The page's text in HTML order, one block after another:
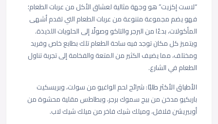
“لاست إكزيت” هو وجهة مثالية لعشاق الأكل من عربات الطعام؛
فهو يضم مجموعة متنوعة من عربات الطعام التي تقدم أشهى
المأكولات، بدءًا من البرجر والتاكو وصولًا إلى الحلويات اللذيذة.
ويتميز كل مكان توجد فيه ساحة الطعام تلك بطابع خاص وفريد
ومختلف، مما يضيف الكثير من المتعة والفخامة إلى تجربة تناول
الطعام فيالشارع.
الأطباق الأكثر طلبًا:شرائح لحم الواغيو من سولت، وبريسكيت
باربكيو مدخن من بيج سموك برجر، وبطاطس مقلية محشوة من
أوبيريشن فلافل، وميلك شيك فاخر من ميلك شيك لاب.